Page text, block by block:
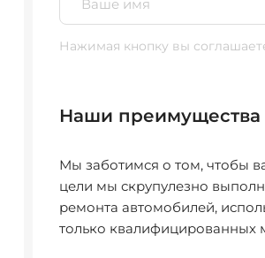
Нажимая кнопку вы
Наши преимущества
Мы заботимся о том, чтобы
цели мы скрупулезно
ремонта автомобилей,
только квалифицированных